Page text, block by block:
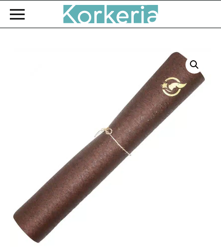
Zum Hauptinhalt springen